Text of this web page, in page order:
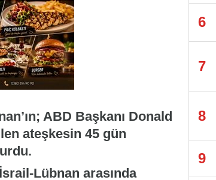
ABD Başkanı Donald
ateşkesin 45 gün
Lübnan arasında
6
7
8
9